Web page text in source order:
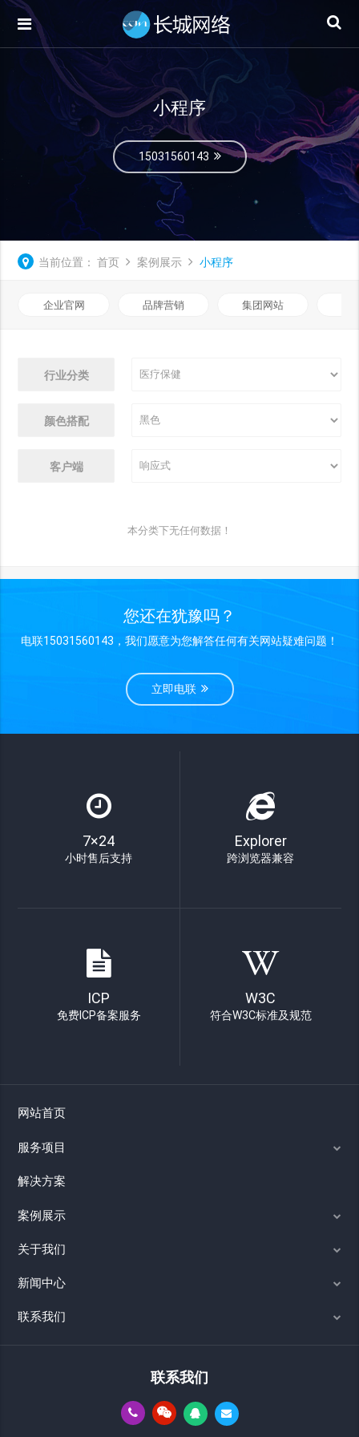
小程序
15031560143
当前位置： 首页 案例展示 小程序
企业官网 品牌营销 集团网站
行业分类
颜色搭配
客户端
本分类下无任何数据！
您还在犹豫吗？
电联15031560143，我们愿意为您解答任何有关网站疑难问题！
立即电联
7×24
小时售后支持
Explorer
跨浏览器兼容
ICP
免费ICP备案服务
W3C
符合W3C标准及规范
网站首页
服务项目
解决方案
案例展示
关于我们
新闻中心
联系我们
联系我们